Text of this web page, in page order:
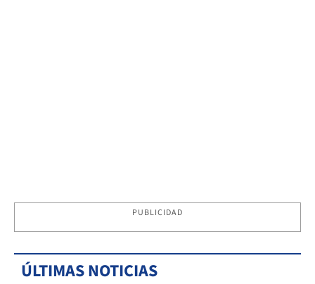
PUBLICIDAD
ÚLTIMAS NOTICIAS